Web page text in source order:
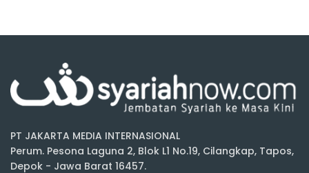
PT JAKARTA MEDIA INTERNASIONAL
Perum. Pesona Laguna 2, Blok L1 No.19, Cilangkap, Tapos,
Depok - Jawa Barat 16457.